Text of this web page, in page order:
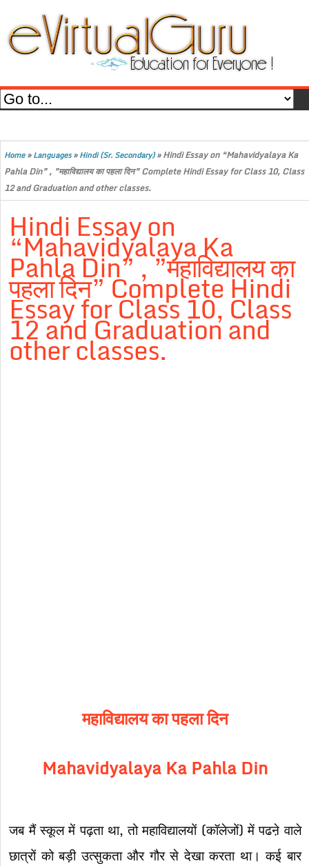
Home»Languages»Hindi (Sr. Secondary)»Hindi Essay on “Mahavidyalaya Ka
Pahla Din” , ”महाविद्यालय का पहला दिन” Complete Hindi Essay for Class 10, Class
12 and Graduation and other classes.
Hindi Essay on
“Mahavidyalaya Ka
Pahla Din” , ”महाविद्यालय का
पहला दिन” Complete Hindi
Essay for Class 10, Class
12 and Graduation and
other classes.
महाविद्यालय का पहला दिन
Mahavidyalaya Ka Pahla Din
जब मैं स्कूल में पढ़ता था, तो महाविद्यालयों (कॉलेजों) में पढऩे वाले
छात्रों को बड़ी उत्सुकता और गौर से देखा करता था। कई बार